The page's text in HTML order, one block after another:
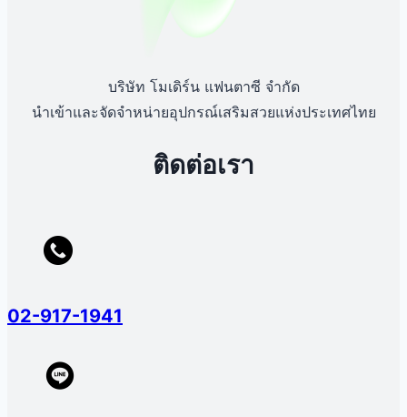
บริษัท โมเดิร์น แฟนตาซี จำกัด
นำเข้าและจัดจำหน่ายอุปกรณ์เสริมสวยแห่งประเทศไทย
ติดต่อเรา
02-917-1941